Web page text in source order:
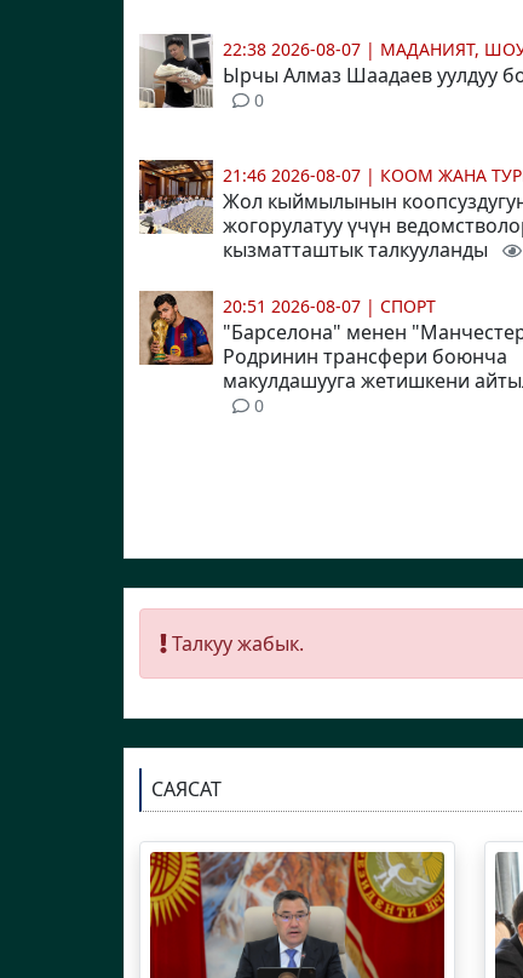
22:38 2026-08-07 | МАДАНИЯТ,
Ырчы Алмаз Шаадаев уулдуу
0
21:46 2026-08-07 | КООМ ЖАНА
Жол кыймылынын
жогорулатуу үчүн
кызматташтык талкууланды
20:51 2026-08-07 | СПОРТ
"Барселона" менен
Родринин трансфери боюнча
макулдашууга жетишкени
0
Талкуу жабык.
САЯСАТ